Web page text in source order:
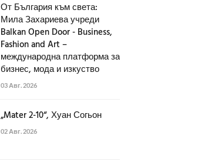
От България към света:
Мила Захариева учреди
Balkan Open Door - Business,
Fashion and Art –
международна платформа за
бизнес, мода и изкуство
03 Авг. 2026
„Mater 2-10“, Хуан Согьон
02 Авг. 2026